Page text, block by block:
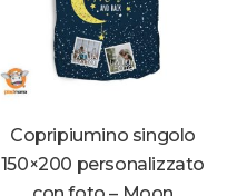
Copripiumino singolo
150×200 personalizzato